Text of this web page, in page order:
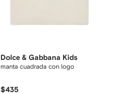
Dolce & Gabbana Kids
manta cuadrada con logo
$435